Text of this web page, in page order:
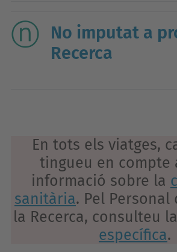
No imputat a
Recerca
En tots els viatges,
tingueu en compte
informació sobre la
sanitària. Pel Personal
la Recerca, consulteu la
específica.